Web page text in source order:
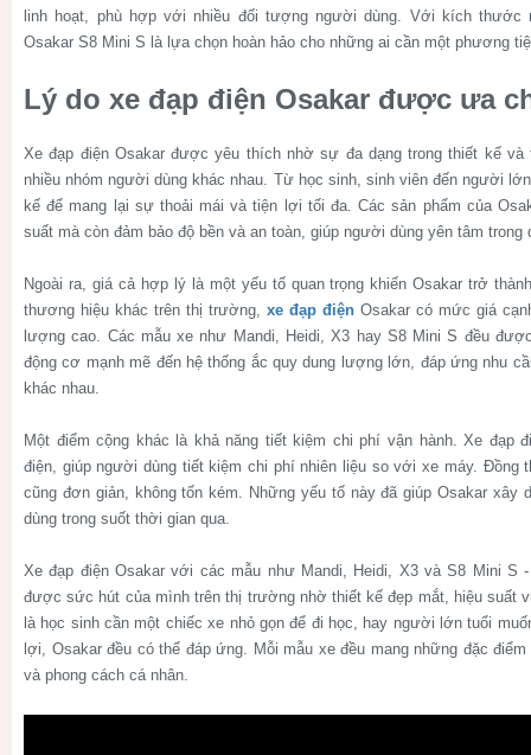
linh hoạt, phù hợp với nhiều đối tượng người dùng. Với kích thước
Osakar S8 Mini S là lựa chọn hoàn hảo cho những ai cần một phương
Lý do xe đạp điện Osakar được ưa
Xe đạp điện Osakar được yêu thích nhờ sự đa dạng trong thiết kế và
nhiều nhóm người dùng khác nhau. Từ học sinh, sinh viên đến người
kế để mang lại sự thoải mái và tiện lợi tối đa. Các sản phẩm của
suất mà còn đảm bảo độ bền và an toàn, giúp người dùng yên tâm trong
Ngoài ra, giá cả hợp lý là một yếu tố quan trọng khiến Osakar trở
thương hiệu khác trên thị trường, xe đạp điện Osakar có mức giá
lượng cao. Các mẫu xe như Mandi, Heidi, X3 hay S8 Mini S đều
động cơ mạnh mẽ đến hệ thống ắc quy dung lượng lớn, đáp ứng nhu
khác nhau.
Một điểm cộng khác là khả năng tiết kiệm chi phí vận hành. Xe đạp
điện, giúp người dùng tiết kiệm chi phí nhiên liệu so với xe máy.
cũng đơn giản, không tốn kém. Những yếu tố này đã giúp Osakar
dùng trong suốt thời gian qua.
Xe đạp điện Osakar với các mẫu như Mandi, Heidi, X3 và S8 Mini S
được sức hút của mình trên thị trường nhờ thiết kế đẹp mắt, hiệu suất
là học sinh cần một chiếc xe nhỏ gọn để đi học, hay người lớn tuổi
lợi, Osakar đều có thể đáp ứng. Mỗi mẫu xe đều mang những đặc
và phong cách cá nhân.